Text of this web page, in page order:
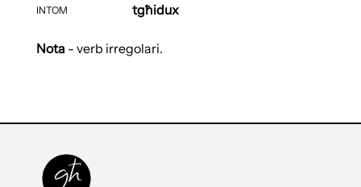
INTOM
tgħidux
Nota- verb irregolari.